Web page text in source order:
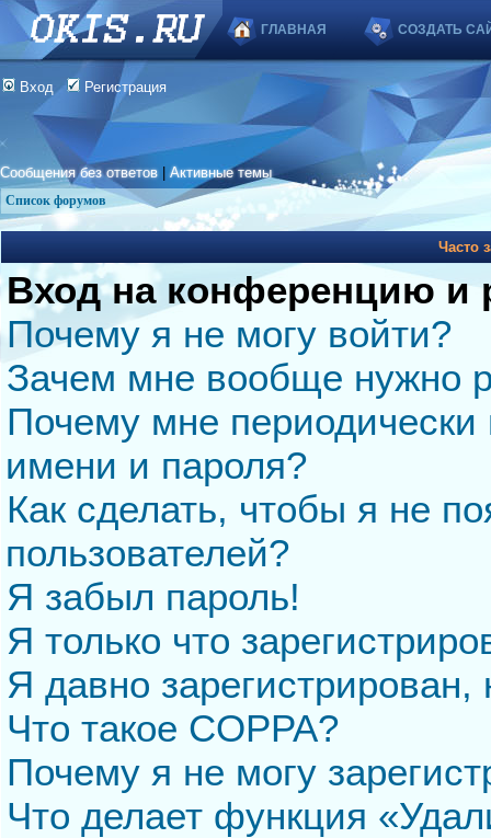
ГЛАВНАЯ СОЗДАТЬ
Вход Регистрация
Сообщения без ответов |Активные темы
Список форумов
Часто
Вход на конференцию и
Почему я не могу войти?
Зачем мне вообще нужно
Почему мне периодически
имени и пароля?
Как сделать, чтобы я не
пользователей?
Я забыл пароль!
Я только что
Я давно
Что такое COPPA?
Почему я не могу
Что делает функция